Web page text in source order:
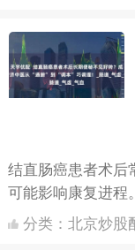
结直肠癌患者术后
可能影响康复进程
角度看，术后便秘
肠腑失....
分类： 北京炒股